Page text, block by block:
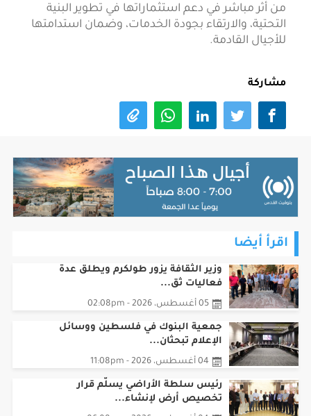
من أثر مباشر في دعم استثماراتها في تطوير البنية
التحتية، والارتقاء بجودة الخدمات، وضمان استدامتها
للأجيال القادمة.
مشاركة
اقرأ أيضا
وزير الثقافة يزور طولكرم ويطلق عدة
فعاليات ثق...
05 أغسطس، 2026 - 02:08pm
جمعية البنوك في فلسطين ووسائل
الإعلام تبحثان...
04 أغسطس، 2026 - 11:08pm
رئيس سلطة الأراضي يسلّم قرار
تخصيص أرض لإنشاء...